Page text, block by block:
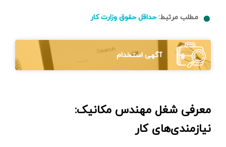
مطلب مرتبط:حداقل حقوق وزارت کار
آگهی استخدام
معرفی شغل مهندس مکانیک:
نیازمندی‌های کار